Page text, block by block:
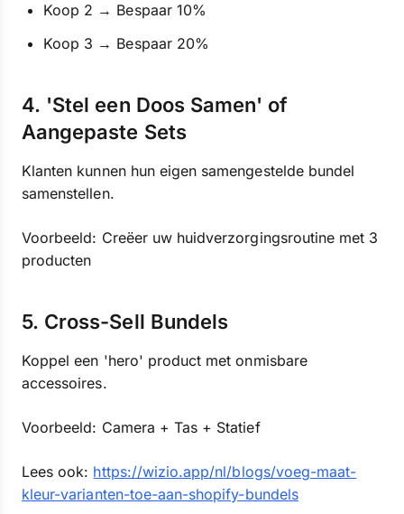
Koop 2 → Bespaar 10%
Koop 3 → Bespaar 20%
4. 'Stel een Doos Samen' of
Aangepaste Sets
Klanten kunnen hun eigen samengestelde bundel
samenstellen.
Voorbeeld: Creëer uw huidverzorgingsroutine met 3
producten
5. Cross-Sell Bundels
Koppel een 'hero' product met onmisbare
accessoires.
Voorbeeld: Camera + Tas + Statief
Lees ook: https://wizio.app/nl/blogs/voeg-maat-
kleur-varianten-toe-aan-shopify-bundels